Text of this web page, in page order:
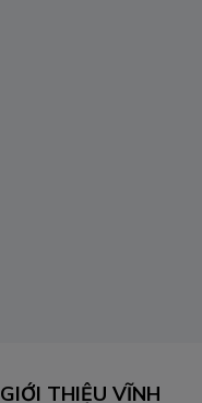
GIỚI THIỆU VĨNH